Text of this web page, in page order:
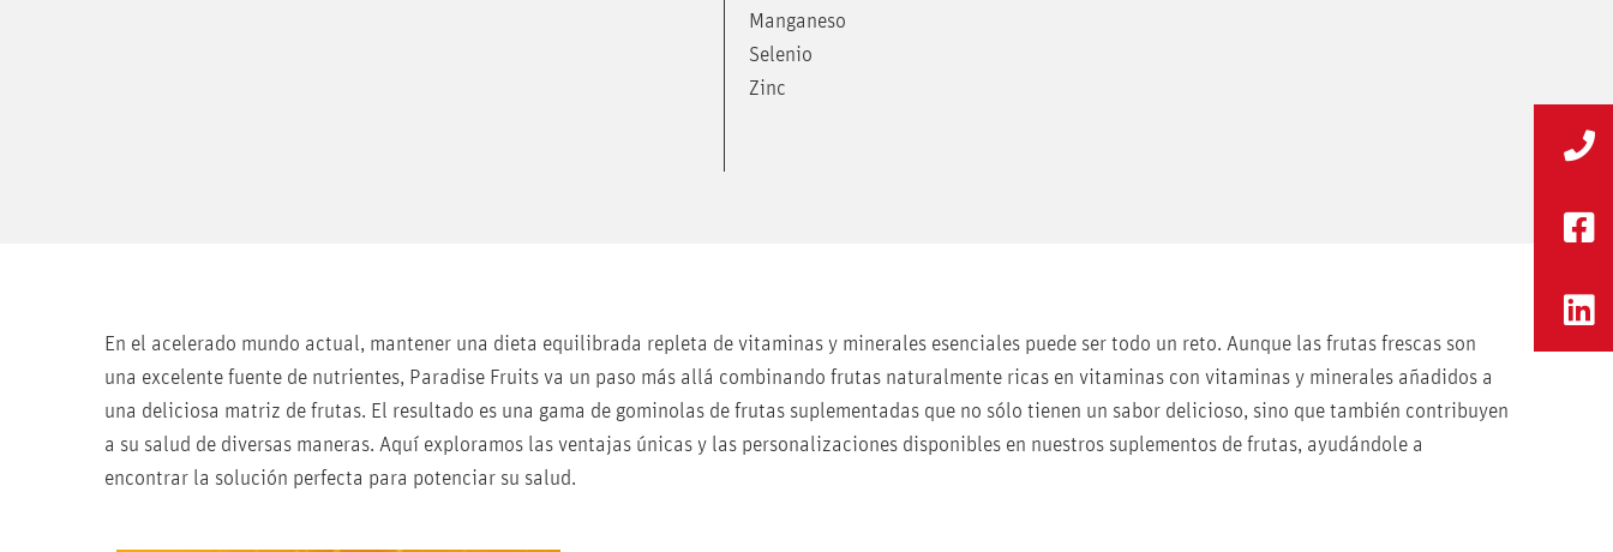
Manganeso
Selenio
Zinc
En el acelerado mundo actual, mantener una dieta equilibrada repleta de vitaminas y minerales esenciales puede ser todo un reto. Aunque las frutas frescas son
una excelente fuente de nutrientes, Paradise Fruits va un paso más allá combinando frutas naturalmente ricas en vitaminas con vitaminas y minerales añadidos a
una deliciosa matriz de frutas. El resultado es una gama de gominolas de frutas suplementadas que no sólo tienen un sabor delicioso, sino que también contribuyen
a su salud de diversas maneras. Aquí exploramos las ventajas únicas y las personalizaciones disponibles en nuestros suplementos de frutas, ayudándole a
encontrar la solución perfecta para potenciar su salud.